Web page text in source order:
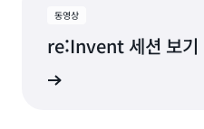
동영상
re:Invent 세션 보기